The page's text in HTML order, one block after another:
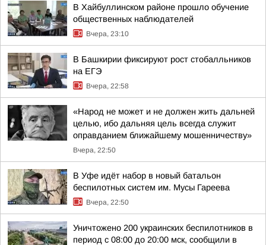
В Хайбуллинском районе прошло обучение
общественных наблюдателей
Вчера, 23:10
В Башкирии фиксируют рост стобалльников
на ЕГЭ
Вчера, 22:58
«Народ не может и не должен жить дальней
целью, ибо дальняя цель всегда служит
оправданием ближайшему мошенничеству»
Вчера, 22:50
В Уфе идёт набор в новый батальон
беспилотных систем им. Мусы Гареева
Вчера, 22:50
Уничтожено 200 украинских беспилотников в
период с 08:00 до 20:00 мск, сообщили в